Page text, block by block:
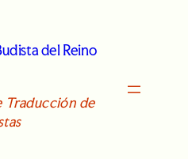
del Reino
Traducción de